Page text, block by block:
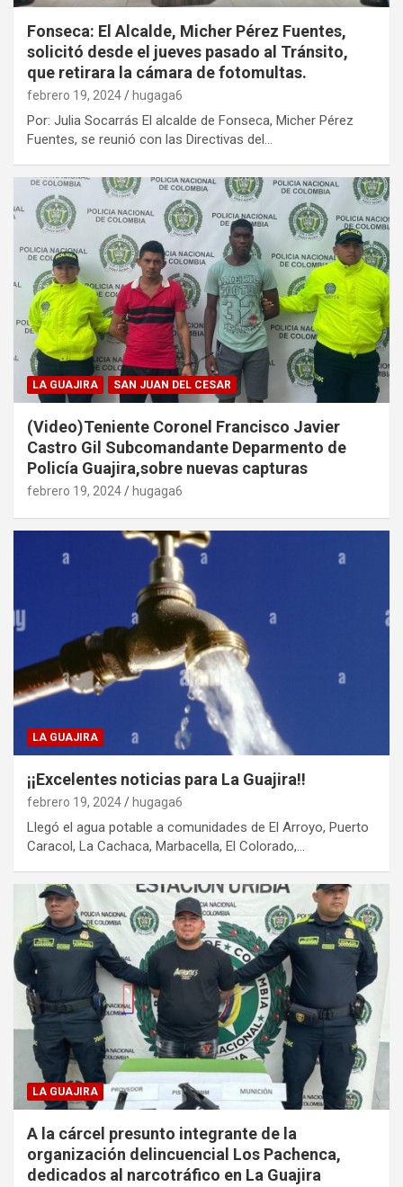
Fonseca: El Alcalde, Micher Pérez Fuentes,
solicitó desde el jueves pasado al Tránsito,
que retirara la cámara de fotomultas.
febrero 19, 2024 hugaga6
Por: Julia Socarrás El alcalde de Fonseca, Micher Pérez
Fuentes, se reunió con las Directivas del…
LA GUAJIRA SAN JUAN DEL CESAR
(Video)Teniente Coronel Francisco Javier
Castro Gil Subcomandante Deparmento de
Policía Guajira,sobre nuevas capturas
febrero 19, 2024 hugaga6
LA GUAJIRA
¡¡Excelentes noticias para La Guajira!!
febrero 19, 2024 hugaga6
Llegó el agua potable a comunidades de El Arroyo, Puerto
Caracol, La Cachaca, Marbacella, El Colorado,…
LA GUAJIRA
A la cárcel presunto integrante de la
organización delincuencial Los Pachenca,
dedicados al narcotráfico en La Guajira